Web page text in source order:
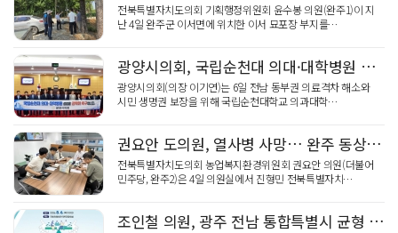
전남광주특별시 광산구, 여름 '식중독 비상' 예방 캠페…
'영암군 가스판매협회', "미래 인재" 300만 원 장…
영암군민속씨름단 '영민씨', 111회 우승…영암 대표 …
전북특별자치도의회 기획행정위원회 윤수봉 의원(완주1)이 지
난 4일 완주군 이서면에 위치한 이서 묘포장 부지를…
광양시의회, 국립순천대 의대·대학병원 조속 설립 성명
광양시의회(의장 이기연)는 6일 전남 동부권 의료격차 해소와
시민 생명권 보장을 위해 국립순천대학교 의과대학…
권요안 도의원, 열사병 사망… 완주 동상면 119안전센터 시급
전북특별자치도의회 농업복지환경위원회 권요안 의원(더불어
민주당, 완주2)은 4일 의원실에서 진형민 전북특별자치…
조인철 의원, 광주 전남 통합특별시 균형 토론회 8월 6일